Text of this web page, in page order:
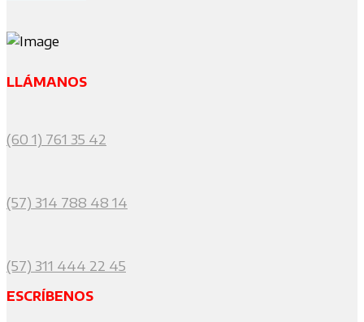
LLÁMANOS
(60 1) 761 35 42
(57) 314 788 48 14
(57) 311 444 22 45
ESCRÍBENOS